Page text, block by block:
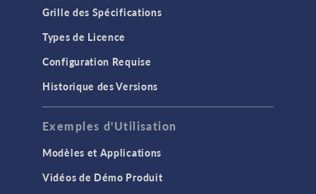
Grille des Spécifications
Types de Licence
Configuration Requise
Historique des Versions
Exemples d'Utilisation
Modèles et Applications
Vidéos de Démo Produit